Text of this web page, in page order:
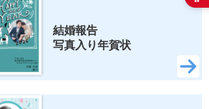
結婚報告
写真入り年賀状